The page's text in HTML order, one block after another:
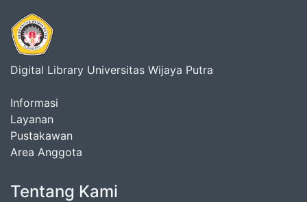
Digital Library Universitas Wijaya Putra
Informasi
Layanan
Pustakawan
Area Anggota
Tentang Kami